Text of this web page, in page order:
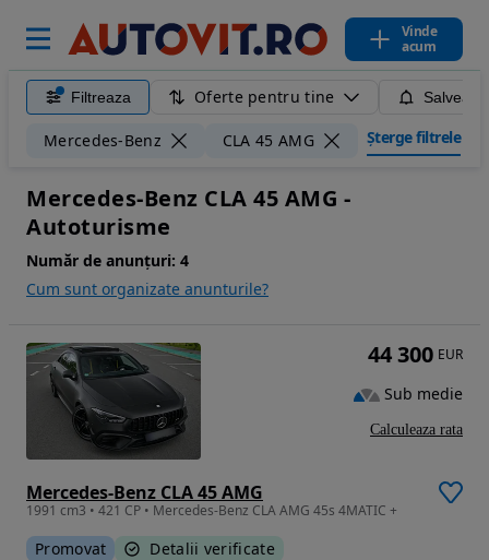
Vinde
acum
Filtreaza Oferte pentru tine
Mercedes-Benz CLA 45 AMG Șterge filtrele
Mercedes-Benz CLA 45 AMG -
Autoturisme
Număr de anunțuri: 4
Cum sunt organizate anunturile?
Mercedes-Benz CLA 45 AMG
1991 cm3 • 421 CP • Mercedes-Benz CLA AMG 45s 4MATIC +
Promovat Detalii verificate
44 300 EUR
Sub medie
Calculeaza rata